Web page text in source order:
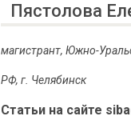
Пястолова
магистрант, Южно-
РФ, г. Челябинск
Статьи на сайте